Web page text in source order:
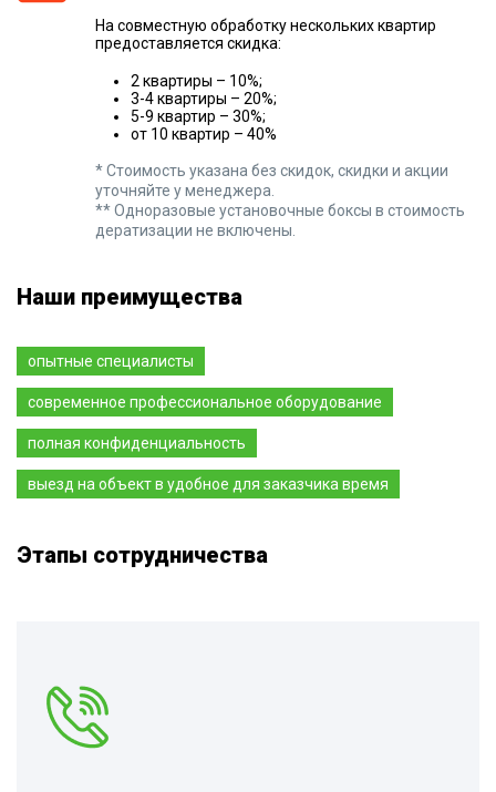
На совместную обработку нескольких квартир
предоставляется скидка:
2 квартиры – 10%;
3-4 квартиры – 20%;
5-9 квартир – 30%;
от 10 квартир – 40%
* Стоимость указана без скидок, скидки и акции
уточняйте у менеджера.
** Одноразовые установочные боксы в стоимость
дератизации не включены.
Наши преимущества
опытные специалисты
современное профессиональное оборудование
полная конфиденциальность
выезд на объект в удобное для заказчика время
Этапы сотрудничества